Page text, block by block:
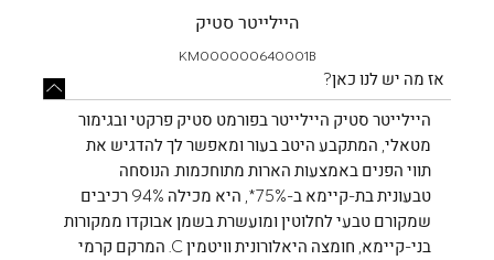
היילייטר סטיק
KM000000640001B
אז מה יש לנו כאן?
היילייטר סטיק היילייטר בפורמט סטיק פרקטי ובגימור
מטאלי, המתקבע היטב בעור ומאפשר לך להדגיש את
תווי הפנים באמצעות הארות מתוחכמות. הנוסחה
טבעונית בת-קיימא ב-75%*, היא מכילה 94% רכיבים
שמקורם טבעי לחלוטין ומועשרת בשמן אבוקדו ממקורות
בני-קיימא, חומצה היאלורונית וויטמין C. המרקם קרמי